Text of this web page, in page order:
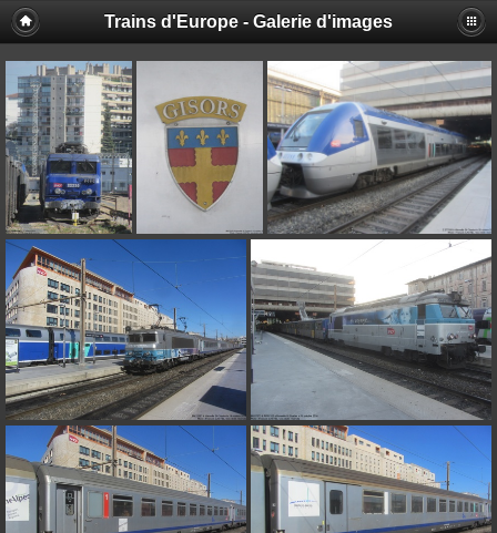
Trains d'Europe - Galerie d'images